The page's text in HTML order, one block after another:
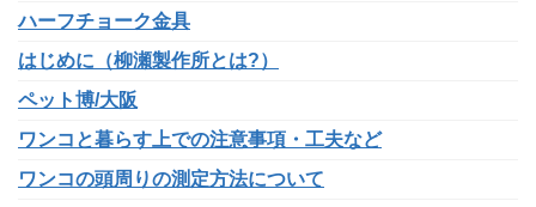
ハーフチョーク金具
はじめに（柳瀬製作所とは?）
ペット博/大阪
ワンコと暮らす上での注意事項・工夫など
ワンコの頭周りの測定方法について